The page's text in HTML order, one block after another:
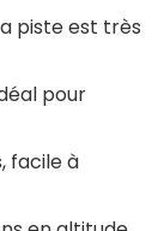
piste est très
pour
facile à